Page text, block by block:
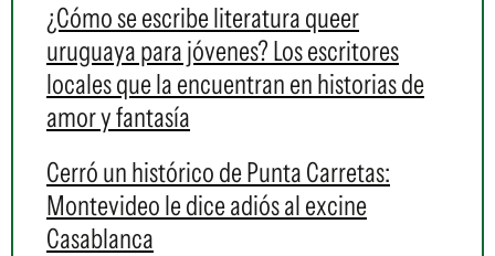
¿Cómo se escribe literatura queer
uruguaya para jóvenes? Los escritores
locales que la encuentran en historias de
amor y fantasía
Cerró un histórico de Punta Carretas:
Montevideo le dice adiós al excine
Casablanca